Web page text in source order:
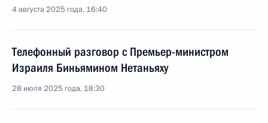
4 августа 2025 года, 16:40
Телефонный разговор с Премьер-министром
Израиля Биньямином Нетаньяху
28 июля 2025 года, 18:30